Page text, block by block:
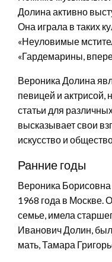
Долина активно
Она играла в таких
«Неуловимые
«Гардемарины,
Вероника Долина
певицей и актрисой,
статьи для
высказывает свои
искусство и
Ранние годы
Вероника
1968 года в Москве.
семье, имела
Иванович Долин,
мать, Тамара